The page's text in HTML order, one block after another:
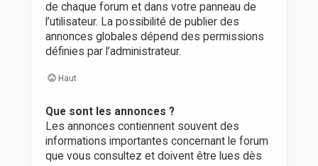
de chaque forum et dans votre panneau de
l’utilisateur. La possibilité de publier des
annonces globales dépend des permissions
définies par l’administrateur.
Haut
Que sont les annonces ?
Les annonces contiennent souvent des
informations importantes concernant le forum
que vous consultez et doivent être lues dès